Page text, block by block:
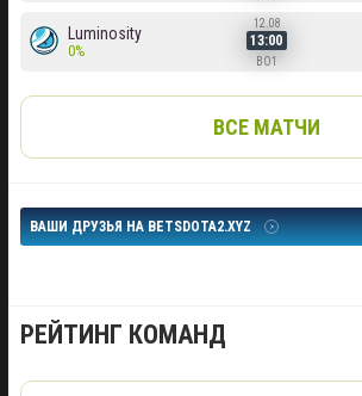
Luminosity
0%
12.08
13:00
BO1
ВСЕ МАТЧИ
ВАШИ ДРУЗЬЯ НА BETSDOTA2.XYZ
РЕЙТИНГ КОМАНД